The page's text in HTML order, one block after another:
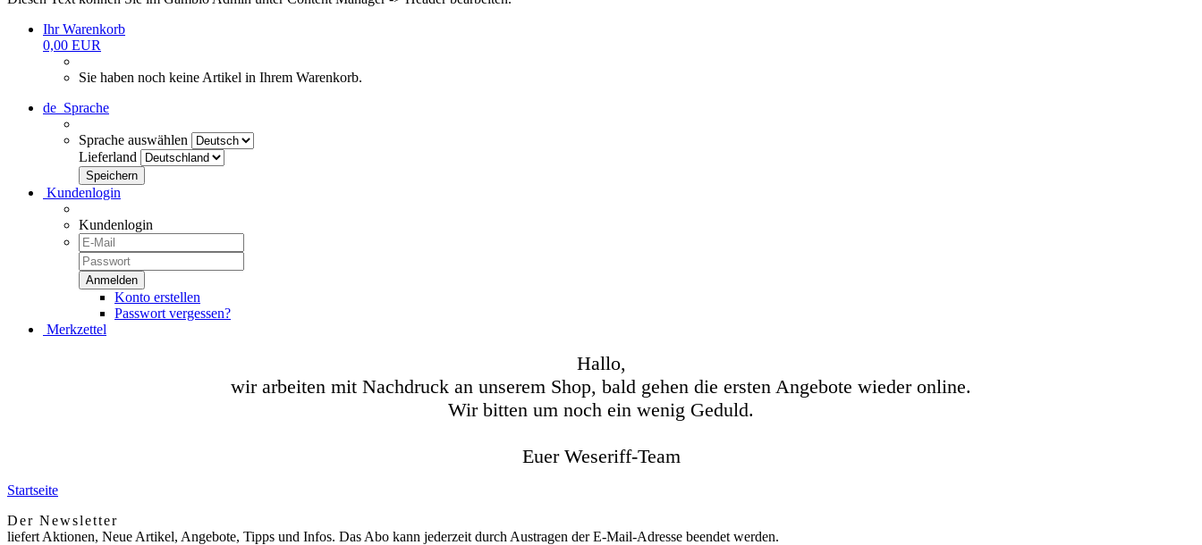
Ihr Warenkorb
0,00 EUR
Sie haben noch keine Artikel in Ihrem Warenkorb.
de Sprache
Sprache auswählen
Lieferland
Kundenlogin
Kundenlogin
Konto erstellen
Passwort vergessen?
Merkzettel
Hallo,
wir arbeiten mit Nachdruck an unserem Shop, bald gehen die ersten Angebote wieder online.
Wir bitten um noch ein wenig Geduld.
Euer Weseriff-Team
Startseite
Der Newsletter
liefert Aktionen, Neue Artikel, Angebote, Tipps und Infos. Das Abo kann jederzeit durch Austragen der E-Mail-Adresse beendet werden.